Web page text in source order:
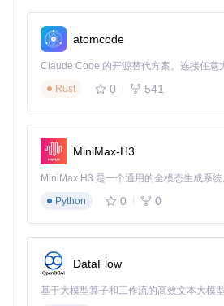
atomcode
Rust
0 541
MiniMax-H3
Python
0 0
DataFlow
基于大模型算子和工作流的高效文本大模